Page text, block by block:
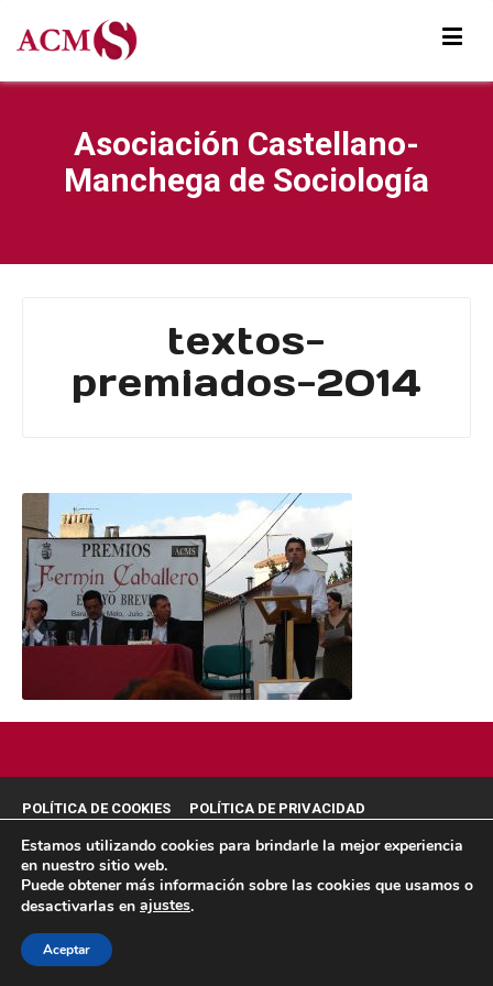
Asociación Castellano-
Manchega de Sociología
textos-
premiados-2014
POLÍTICA DE COOKIES POLÍTICA DE PRIVACIDAD
© 2026 ACMS.
Estamos utilizando cookies para brindarle la mejor experiencia
en nuestro sitio web.
Puede obtener más información sobre las cookies que usamos o
desactivarlas en ajustes.
Aceptar